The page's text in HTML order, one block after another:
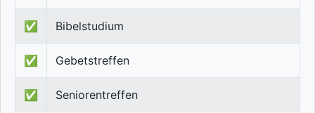
✅ Bibelstudium
✅ Gebetstreffen
✅ Seniorentreffen